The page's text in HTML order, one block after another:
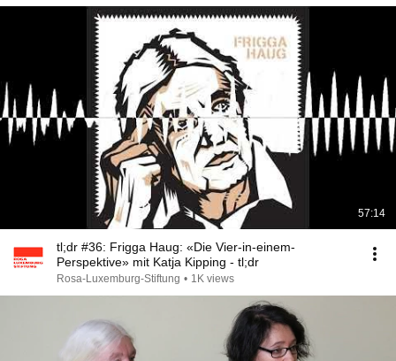
57:14
tl;dr #36: Frigga Haug: «Die Vier-in-einem-
Perspektive» mit Katja Kipping - tl;dr
Rosa-Luxemburg-Stiftung • 1K views